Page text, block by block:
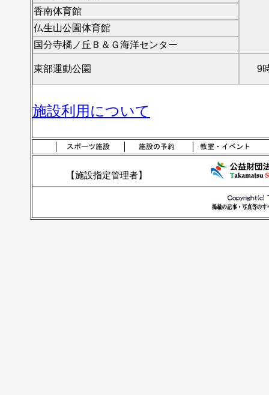
香南体育館
仏生山公園体育館
国分寺橘ノ丘Ｂ＆Ｇ海洋センター
東部運動公園 9
施設利用について
【施設指定管理者】